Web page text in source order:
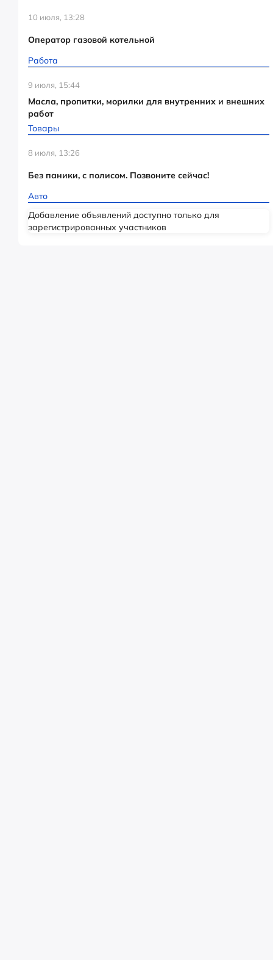
10 июля, 13:28
Оператор газовой котельной
Работа
9 июля, 15:44
Масла, пропитки, морилки для внутренних и внешних
работ
Товары
8 июля, 13:26
Без паники, с полисом. Позвоните сейчас!
Авто
Добавление объявлений доступно только для
зарегистрированных участников